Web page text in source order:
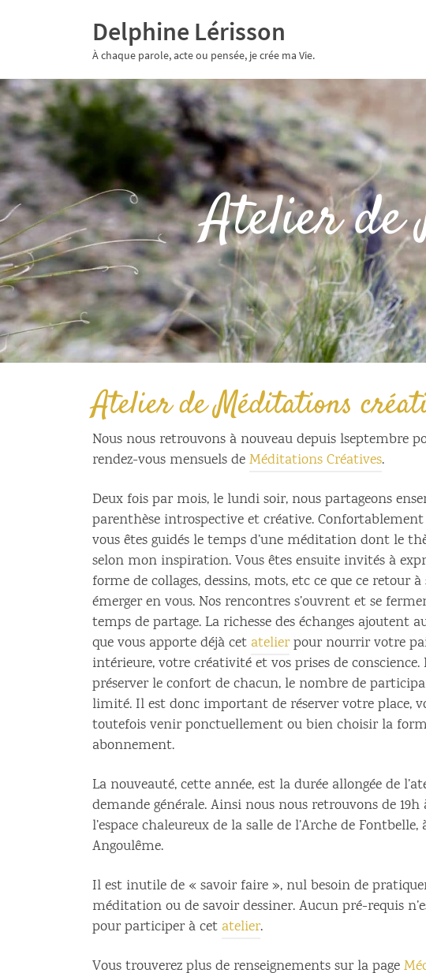
Delphine Lérisson
À chaque parole, acte ou pensée, je crée ma Vie.
Atelier de
Atelier de Méditations
Nous nous retrouvons à nouveau depuis lseptembre
rendez-vous mensuels deMéditations Créatives.
Deux fois par mois, le lundi soir, nous partageons
parenthèse introspective et créative.
vous êtes guidés le temps d’une méditation dont le
selon mon inspiration. Vous êtes ensuite invités à
forme de collages, dessins, mots, etc ce que ce retour à
émerger en vous. Nos rencontres s’ouvrent et se
temps de partage. La richesse des échanges ajoutent
que vous apporte déjà cetatelierpour nourrir votre
intérieure, votre créativité et vos prises de conscience.
préserver le confort de chacun, le nombre de
limité. Il est donc important de réserver votre place,
toutefois venir ponctuellement ou bien choisir la
abonnement.
La nouveauté, cette année, est la durée allongée de
demande générale. Ainsi nous nous retrouvons de 19h
l’espace chaleureux de la salle de l’Arche de Fontbelle,
Angoulême.
Il est inutile de « savoir faire », nul besoin de
méditation ou de savoir dessiner. Aucun pré-requis
pour participer à cetatelier.
Vous trouverez plus de renseignements sur la page